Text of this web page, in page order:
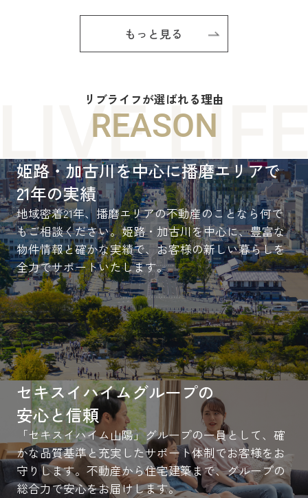
もっと見る
リブライフが選ばれる理由
REASON
姫路・加古川を中心に播磨エリアで
21年の実績
地域密着21年、播磨エリアの不動産のことなら何で
もご相談ください。姫路・加古川を中心に、豊富な
物件情報と確かな実績で、お客様の新しい暮らしを
全力でサポートいたします。
セキスイハイムグループの
安心と信頼
「セキスイハイム山陽」グループの一員として、確
かな品質基準と充実したサポート体制でお客様をお
守りします。不動産から住宅建築まで、グループの
総合力で安心をお届けします。